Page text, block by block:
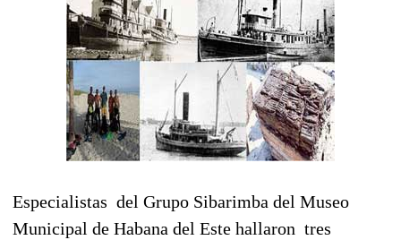
Especialistas del Grupo Sibarimba del Museo
Municipal de Habana del Este hallaron tres